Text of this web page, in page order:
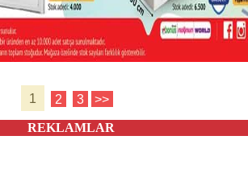
1 2 3 >>
REKLAMLAR